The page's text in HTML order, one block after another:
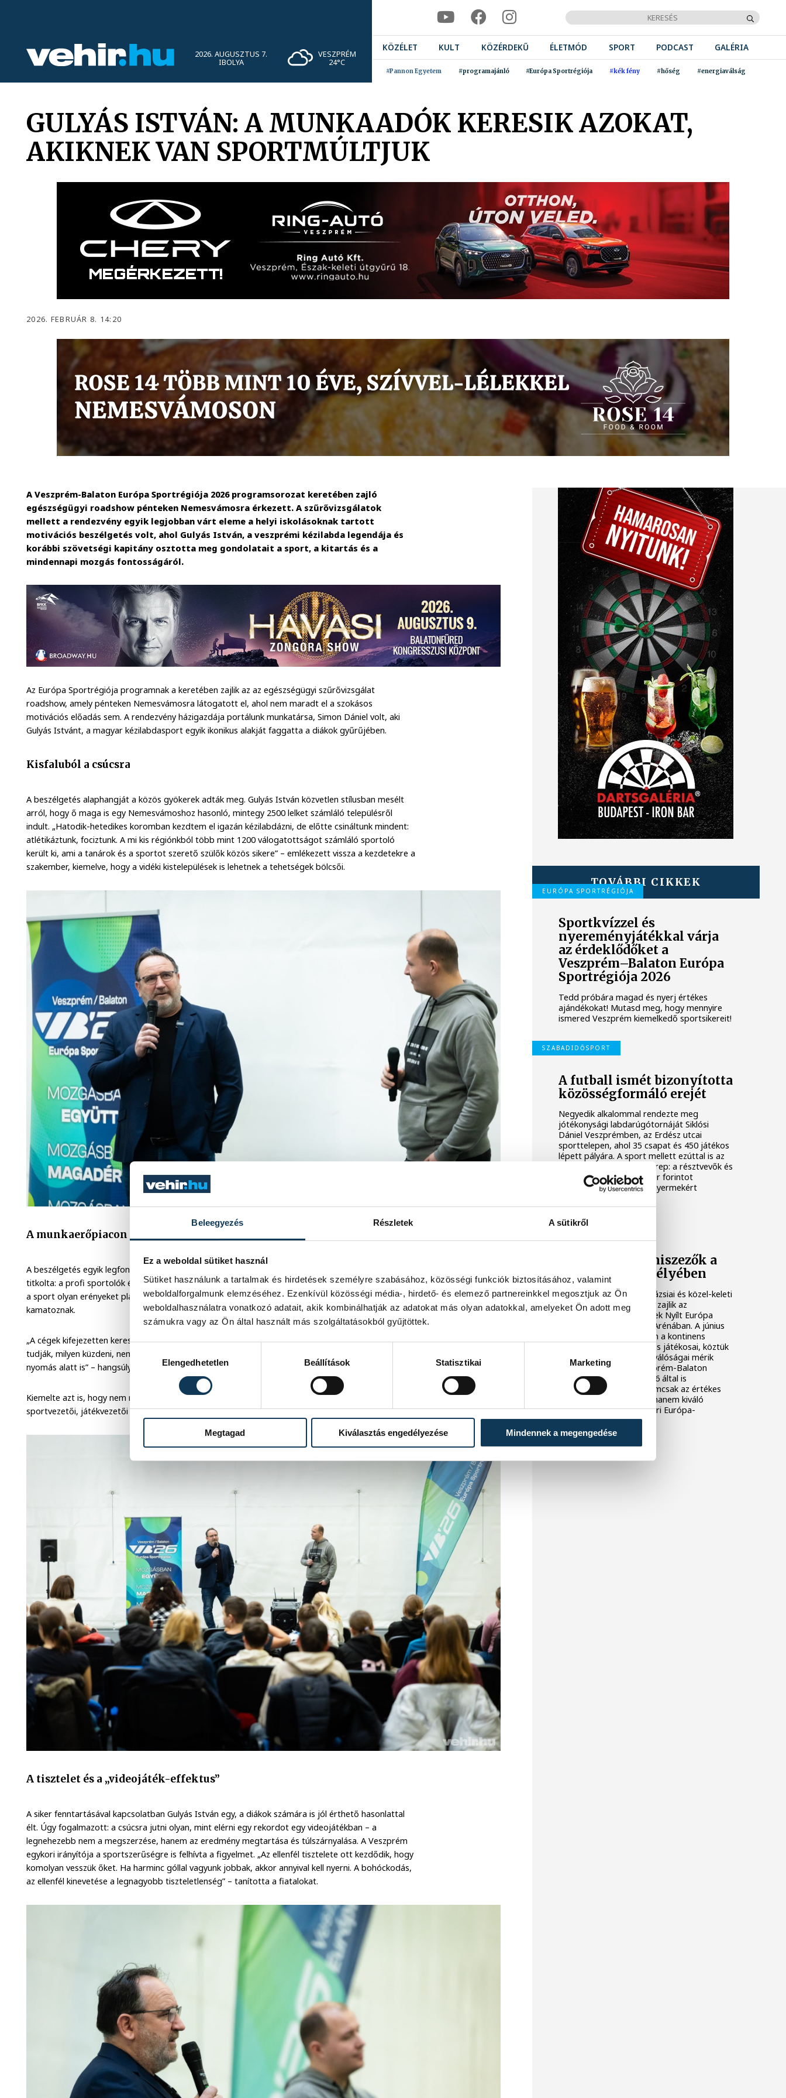
Beleegyezés Részletek A sütikről
Ez a weboldal sütiket használ
Sütiket használunk a tartalmak és hirdetések személyre szabásához, közösségi funkciók biztosításához, valamint
weboldalforgalmunk elemzéséhez. Ezenkívül közösségi média-, hirdető- és elemező partnereinkkel megosztjuk az Ön
weboldalhasználatra vonatkozó adatait, akik kombinálhatják az adatokat más olyan adatokkal, amelyeket Ön adott meg
számukra vagy az Ön által használt más szolgáltatásokból gyűjtöttek.
Elengedhetetlen
Beállítások Statisztikai Marketing
Megtagad Kiválasztás engedélyezése Mindennek a megengedése
2026. AUGUSZTUS 7.
IBOLYA
VESZPRÉM
24°C
KÖZÉLET KULT KÖZÉRDEKŰ ÉLETMÓD SPORT PODCAST GALÉRIA
#Pannon Egyetem #programajánló #Európa Sportrégiója #kék fény #hőség #energiaválság
GULYÁS ISTVÁN: A MUNKAADÓK KERESIK AZOKAT,
AKIKNEK VAN SPORTMÚLTJUK
2026. FEBRUÁR 8. 14:20
A Veszprém-Balaton Európa Sportrégiója 2026 programsorozat keretében zajló
egészségügyi roadshow pénteken Nemesvámosra érkezett. A szűrővizsgálatok
mellett a rendezvény egyik legjobban várt eleme a helyi iskolásoknak tartott
motivációs beszélgetés volt, ahol Gulyás István, a veszprémi kézilabda legendája és
korábbi szövetségi kapitány osztotta meg gondolatait a sport, a kitartás és a
mindennapi mozgás fontosságáról.
Az Európa Sportrégiója programnak a keretében zajlik az az egészségügyi szűrővizsgálat
roadshow, amely pénteken Nemesvámosra látogatott el, ahol nem maradt el a szokásos
motivációs előadás sem. A rendezvény házigazdája portálunk munkatársa, Simon Dániel volt, aki
Gulyás Istvánt, a magyar kézilabdasport egyik ikonikus alakját faggatta a diákok gyűrűjében.
Kisfaluból a csúcsra
A beszélgetés alaphangját a közös gyökerek adták meg. Gulyás István közvetlen stílusban mesélt
arról, hogy ő maga is egy Nemesvámoshoz hasonló, mintegy 2500 lelket számláló településről
indult. „Hatodik-hetedikes koromban kezdtem el igazán kézilabdázni, de előtte csináltunk mindent:
atlétikáztunk, fociztunk. A mi kis régiónkból több mint 1200 válogatottságot számláló sportoló
került ki, ami a tanárok és a sportot szerető szülők közös sikere” – emlékezett vissza a kezdetekre a
szakember, kiemelve, hogy a vidéki kistelepülések is lehetnek a tehetségek bölcsői.
A munkaerőpiacon is előny a sportmúlt
A beszélgetés egyik legfontosabb üzenete a kitartás volt. A korábbi szövetségi kapitány nem
titkolta: a profi sportolók életében is vannak nehéz napok, amikor nincs kedvük edzésre menni. Ám
a sport olyan erényeket plántál a fiatalokba, amelyek a felnőtt életben, a munka világában is
kamatoznak.
„A cégek kifejezetten keresik azokat a munkavállalókat, akiknek van sportmúltjuk. Ők azok, akik
tudják, milyen küzdeni, nem adják fel az első nehézségnél, és képesek gyors, jó döntéseket hozni
nyomás alatt is” – hangsúlyozta Gulyás István.
Kiemelte azt is, hogy nem mindenkiből kell élsportolónak válnia: a sport szeretete elvezethet a
sportvezetői, játékvezetői vagy akár sportújságírói hivatáshoz is.
A tisztelet és a „videojáték-effektus”
A siker fenntartásával kapcsolatban Gulyás István egy, a diákok számára is jól érthető hasonlattal
élt. Úgy fogalmazott: a csúcsra jutni olyan, mint elérni egy rekordot egy videojátékban – a
legnehezebb nem a megszerzése, hanem az eredmény megtartása és túlszárnyalása. A Veszprém
egykori irányítója a sportszerűségre is felhívta a figyelmet. „Az ellenfél tisztelete ott kezdődik, hogy
komolyan vesszük őket. Ha harminc góllal vagyunk jobbak, akkor annyival kell nyerni. A bohóckodás,
az ellenfél kinevetése a legnagyobb tiszteletlenség” – tanította a fiatalokat.
TOVÁBBI CIKKEK
EURÓPA SPORTRÉGIÓJA
Sportkvízzel és
nyereményjátékkal várja
az érdeklődőket a
Veszprém–Balaton Európa
Sportrégiója 2026
Tedd próbára magad és nyerj értékes
ajándékokat! Mutasd meg, hogy mennyire
ismered Veszprém kiemelkedő sportsikereit!
SZABADIDŐSPORT
A futball ismét bizonyította
közösségformáló erejét
Negyedik alkalommal rendezte meg
jótékonysági labdarúgótornáját Siklósi
Dániel Veszprémben, az Erdész utcai
sporttelepen, ahol 35 csapat és 450 játékos
lépett pályára. A sport mellett ezúttal is az
összefogásé volt a főszerep: a résztvevők és
támogatók közel 700 ezer forintot
gyűjtöttek a Sporttal a Gyermekért
EURÓPA SPORTRÉGIÓJA
Fiatal asztaliteniszezők a
kézilabda szentélyében
Tizenkét ország, köztük ázsiai és közel-keleti
tehetségek részvételével zajlik az
Asztalitenisz Reménységek Nyílt Európa
Játéka a ONE Veszprém Arénában. A június
18. és 21. közötti viadalon a kontinens
legjobb U13-as és U15-ös játékosai, köztük
huszonöt magyar klub kiválóságai mérik
össze tudásukat. A Veszprém-Balaton
Európa Sportrégiója 2026 által is
támogatott esemény nemcsak az értékes
ranglistapontokról szól, hanem kiváló
felkészülést is nyújt a nyári Európa-
bajnokságra.